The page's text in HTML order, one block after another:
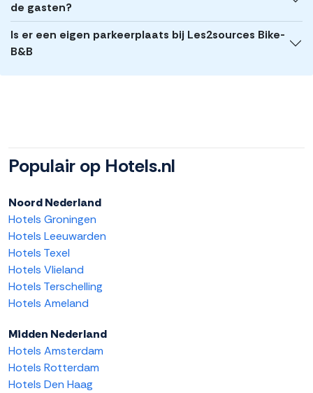
de gasten?
Is er een eigen parkeerplaats bij Les2sources Bike-
B&B
Populair op Hotels.nl
Noord Nederland
Hotels Groningen
Hotels Leeuwarden
Hotels Texel
Hotels Vlieland
Hotels Terschelling
Hotels Ameland
Midden Nederland
Hotels Amsterdam
Hotels Rotterdam
Hotels Den Haag